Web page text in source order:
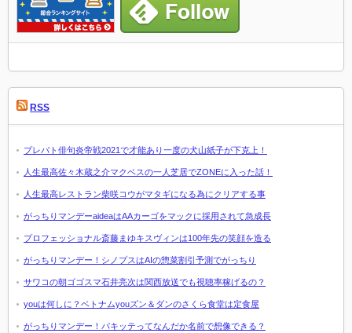
RSS
プレバト俳句炎帝戦2021で才能あり一度の犬山紙子が下克上！
人生最高佐々木蔵之介マクベスの一人芝居でZONEに入った話！
人生最高レストラン柴咲コウがマタギになる為にクリアする事
がっちりマンデーaideaはAAカーゴをマックに採用されて急成長
プロフェッショナル斎藤まゆキスヴィンは100年先の笑顔を造る
がっちりマンデー！シノプスはAIの惣菜割引予測でがっちり
サワコの朝ゴゴスマ石井亮次は関西放送でも視聴率稼げるの？
youは何しに？ベトナムyouズン＆ダンのさくら食堂は定食屋
がっちりマンデー！パキッテってなんだか名前で想像できる？